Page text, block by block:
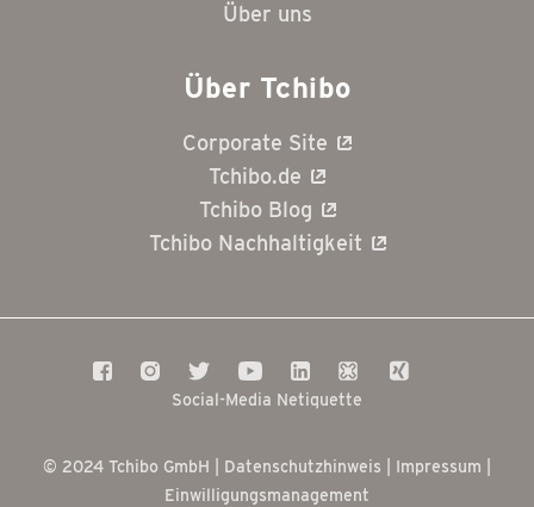
Über uns
Über Tchibo
Corporate Site
Tchibo.de
Tchibo Blog
Tchibo Nachhaltigkeit
Social-Media Netiquette
© 2024 Tchibo GmbH | Datenschutzhinweis Impressum
Einwilligungsmanagement